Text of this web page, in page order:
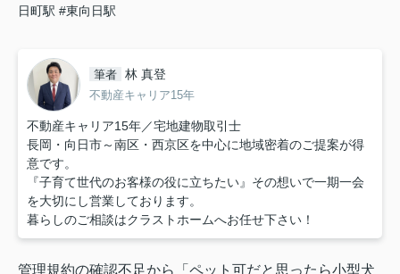
日町駅 #東向日駅
筆者 林 真登
不動産キャリア15年
不動産キャリア15年／宅地建物取引士
長岡・向日市～南区・西京区を中心に地域密着のご提案が得
意です。
『子育て世代のお客様の役に立ちたい』その想いで一期一会
を大切にし営業しております。
暮らしのご相談はクラストホームへお任せ下さい！
管理規約の確認不足から「ペット可だと思ったら小型犬